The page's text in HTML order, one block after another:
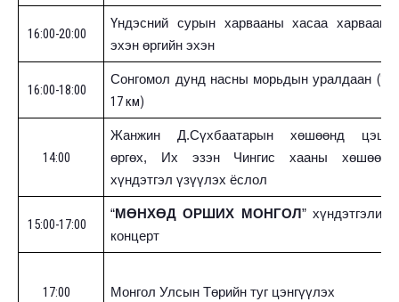
16:00-20:00
Үндэсний сурын харвааны хасаа харвааны
эхэн өргийн эхэн
16:00-18:00
Сонгомол дунд насны морьдын уралдаан (15-
17 км)
14:00
Жанжин Д.Сүхбаатарын хөшөөнд цэцэг
өргөх, Их эзэн Чингис хааны хөшөөнд
хүндэтгэл үзүүлэх ёслол
15:00-17:00
“МӨНХӨД ОРШИХ МОНГОЛ” хүндэтгэлийн
концерт
17:00 Монгол УлсынТөрийн туг цэнгүүлэх